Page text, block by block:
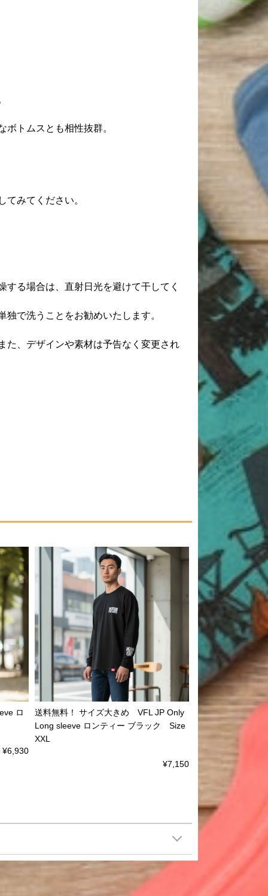
トムスとも相性抜群。
みてください。
る場合は、直射日光を避けて干してく
で洗うことをお勧めいたします。
た、デザインや素材は予告なく変更され
ロ
¥6,930
送料無料！ サイズ大きめ VFL JP Only
Long sleeve ロンティー ブラック Size
XXL
¥7,150